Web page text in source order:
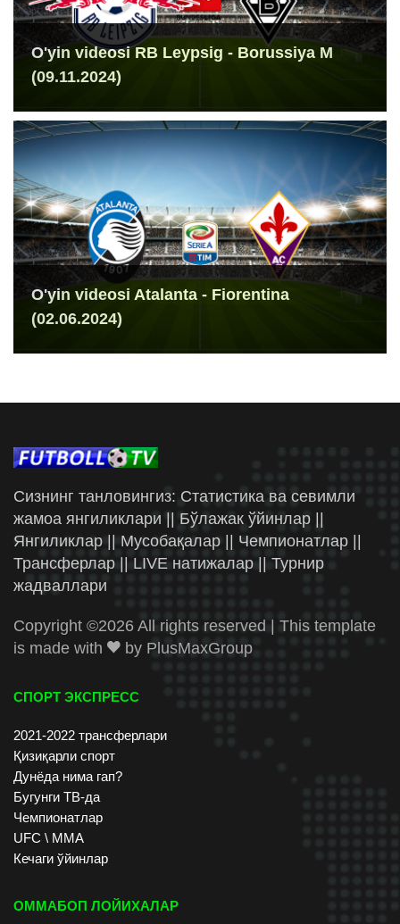
O'yin videosi RB Leypsig - Borussiya M
(09.11.2024)
O'yin videosi Atalanta - Fiorentina
(02.06.2024)
Сизнинг танловингиз: Статистика ва севимли
жамоа янгиликлари || Бўлажак ўйинлар ||
Янгиликлар || Мусобақалар || Чемпионатлар ||
Трансферлар || LIVE натижалар || Турнир
жадваллари
Copyright ©2026 All rights reserved | This template
is made with
by PlusMaxGroup
СПОРТ ЭКСПРЕСС
2021-2022 трансферлари
Қизиқарли спорт
Дунёда нима гап?
Бугунги ТВ-да
Чемпионатлар
UFC \ ММА
Кечаги ўйинлар
ОММАБОП ЛОЙИХАЛАР